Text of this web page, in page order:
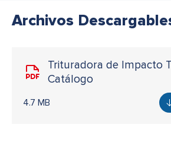
Archivos
Trituradora de Impacto
Catálogo
4.7 MB